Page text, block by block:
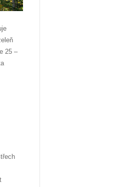
25 –